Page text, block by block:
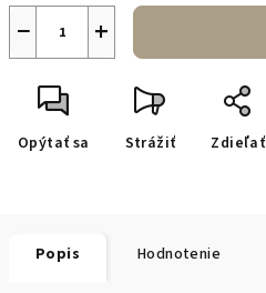
+
−
Opýtať sa Strážiť Zdieľať
Popis Hodnotenie